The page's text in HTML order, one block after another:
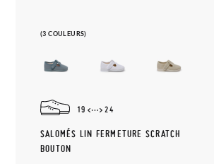
(3 COULEURS)
19 24
SALOMÉS LIN FERMETURE SCRATCH
BOUTON